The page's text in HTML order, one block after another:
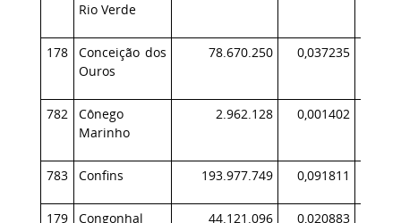
Rio Verde
178
Conceição dos
Ouros
78.670.250 0,037235
782
Cônego
Marinho
2.962.128 0,001402
783 Confins 193.977.749 0,091811
179 Congonhal 44.121.096 0,020883